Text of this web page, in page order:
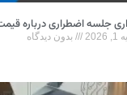
جلسه اضطراری درباره
بدون دیدگاه